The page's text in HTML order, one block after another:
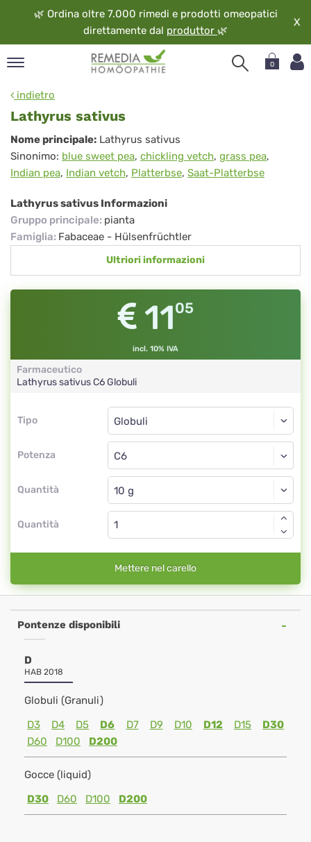
🌿 Ordina oltre 7.000 rimedi e prodotti omeopatici
direttamente dal produttor 🌿
X
0
indietro
Lathyrus sativus
Lathyrus
sativus
Nome principale: Lathyrus sativus
Sinonimo: blue sweet pea, chickling vetch, grass pea,
Indian pea, Indian vetch, Platterbse, Saat-Platterbse
Lathyrus sativus Informazioni
Gruppo principale: pianta
Famiglia: Fabaceae - Hülsenfrüchtler
Ultriori informazioni
1105
incl. 10% IVA
Farmaceutico
Lathyrus sativusC6Globuli
Tipo
Tipo
Potenza
Globuli
C6
Quantità
Globuli
Quantità
Mettere nel carello
Pontenze disponibili
D
HAB 2018
Globuli (Granuli)
D3
D4 D5 D6 D7 D9 D10 D12 D15
D30
D60
D100 D200
Gocce (liquid)
D30
D60 D100 D200